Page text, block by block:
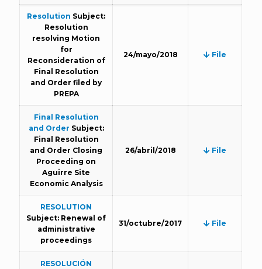
Resolution Subject:
Resolution
resolving Motion
for
Reconsideration of
Final Resolution
and Order filed by
PREPA
24/mayo/2018 File
Final Resolution
and Order Subject:
Final Resolution
and Order Closing
Proceeding on
Aguirre Site
Economic Analysis
26/abril/2018 File
RESOLUTION
Subject: Renewal of
administrative
proceedings
31/octubre/2017 File
RESOLUCIÓN